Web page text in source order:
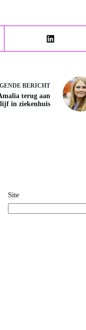
BERICHT
terug aan
in ziekenhuis
Site